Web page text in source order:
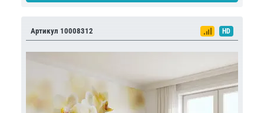
Артикул 10008312 HD